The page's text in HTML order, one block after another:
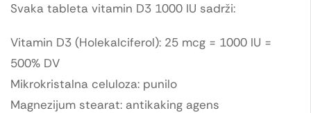
Svaka tableta vitamin D3 1000 IU sadrži:
Vitamin D3 (Holekalciferol): 25 mcg = 1000 IU =
500% DV
Mikrokristalna celuloza: punilo
Magnezijum stearat: antikaking agens